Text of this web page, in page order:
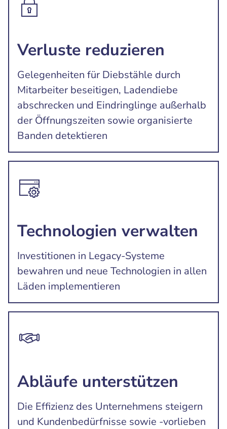
Verluste reduzieren
Gelegenheiten für Diebstähle durch
Mitarbeiter beseitigen, Ladendiebe
abschrecken und Eindringlinge außerhalb
der Öffnungszeiten sowie organisierte
Banden detektieren
Technologien verwalten
Investitionen in Legacy-Systeme
bewahren und neue Technologien in allen
Läden implementieren
Abläufe unterstützen
Die Effizienz des Unternehmens steigern
und Kundenbedürfnisse sowie -vorlieben